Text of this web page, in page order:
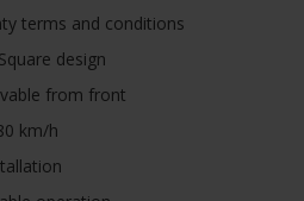
terms and conditions
design
from front
km/h